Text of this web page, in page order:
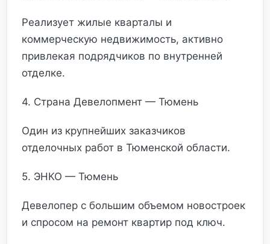
Реализует жилые кварталы и
коммерческую недвижимость, активно
привлекая подрядчиков по внутренней
отделке.
4. Страна Девелопмент — Тюмень
Один из крупнейших заказчиков
отделочных работ в Тюменской области.
5. ЭНКО — Тюмень
Девелопер с большим объемом новостроек
и спросом на ремонт квартир под ключ.